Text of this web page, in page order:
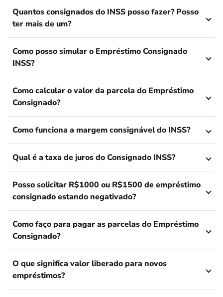
Quantos consignados do INSS posso fazer? Posso
ter mais de um?
Como posso simular o Empréstimo Consignado
INSS?
Como calcular o valor da parcela do Empréstimo
Consignado?
Como funciona a margem consignável do INSS?
Qual é a taxa de juros do Consignado INSS?
Posso solicitar R$1000 ou R$1500 de empréstimo
consignado estando negativado?
Como faço para pagar as parcelas do Empréstimo
Consignado?
O que significa valor liberado para novos
empréstimos?